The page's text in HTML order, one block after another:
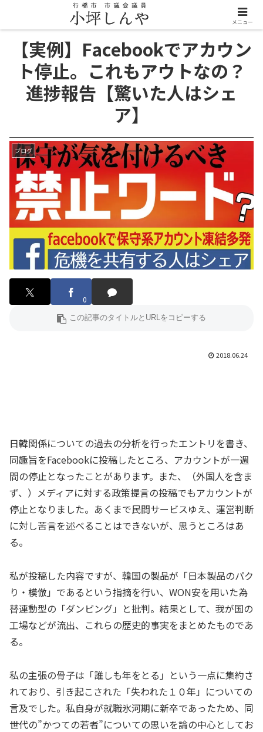
【実例】Facebookでアカウン
ト停止。これもアウトなの？
進捗報告【驚いた人はシェ
ア】
ブログ
0
2018.06.24
日韓関係についての過去の分析を行ったエントリを書き、
同趣旨をFacebookに投稿したところ、アカウントが一週
間の停止となったことがあります。また、（外国人を含ま
ず、）メディアに対する政策提言の投稿でもアカウントが
停止となりました。あくまで民間サービスゆえ、運営判断
に対し苦言を述べることはできないが、思うところはあ
る。
私が投稿した内容ですが、韓国の製品が「日本製品のパク
り・模倣」であるという指摘を行い、WON安を用いた為
替連動型の「ダンピング」と批判。結果として、我が国の
工場などが流出、これらの歴史的事実をまとめたものであ
る。
私の主張の骨子は「誰しも年をとる」という一点に集約さ
れており、引き起こされた「失われた１０年」についての
言及でした。私自身が就職氷河期に新卒であったため、同
世代の”かつての若者”についての思いを論の中心としてお
メニュー